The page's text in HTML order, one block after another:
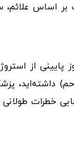
اساس
از
داشته‌اید،
خطرات